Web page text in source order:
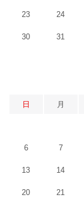
23 24
30 31
日 月
6 7
13 14
20 21